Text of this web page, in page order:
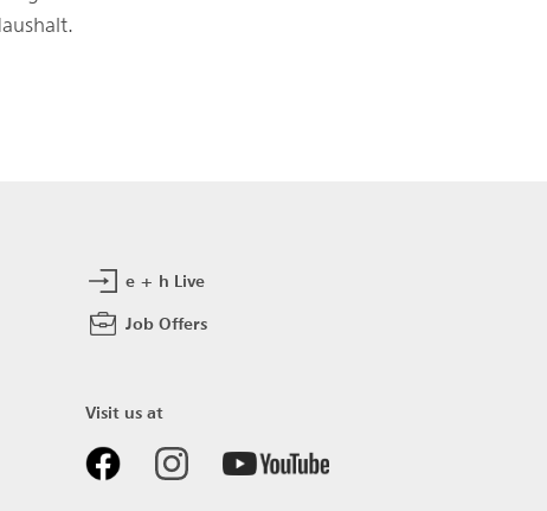
e + h Live
Job Offers
Visit us at